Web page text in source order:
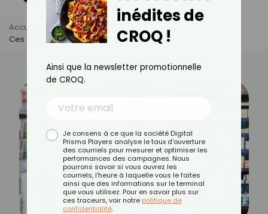
Accueil Actus
Alimentation
Ces Crèmes Liquides Qu’il Vaut Mieux Éviter (et Pourquoi)
inédites de
CROQ !
Ainsi que la newsletter promotionnelle
de CROQ.
Je consens à ce que la société Digital
Prisma Players analyse le taux d'ouverture
des courriels pour mesurer et optimiser les
performances des campagnes. Nous
pourrons savoir si vous ouvrez les
courriels, l'heure à laquelle vous le faites
ainsi que des informations sur le terminal
que vous utilisez. Pour en savoir plus sur
ces traceurs, voir notre politique de
confidentialité.